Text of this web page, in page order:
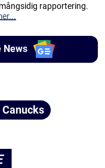
rapportering.
News